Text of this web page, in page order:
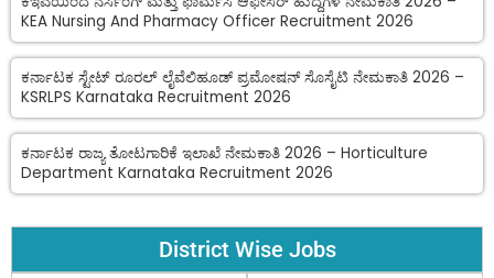
KEA Nursing And Pharmacy Officer Recruitment 2026
ಕರ್ನಾಟಕ ಸ್ಟೇಟ್ ರೂರಲ್ ಲೈವೆಲಿಹೂಡ್ ಪ್ರಮೋಷನ್ ಸೊಸೈಟಿ ನೇಮಕಾತಿ 2026 –
KSRLPS Karnataka Recruitment 2026
ಕರ್ನಾಟಕ ರಾಜ್ಯ ತೋಟಗಾರಿಕೆ ಇಲಾಖೆ ನೇಮಕಾತಿ 2026 – Horticulture
Department Karnataka Recruitment 2026
District Wise Jobs